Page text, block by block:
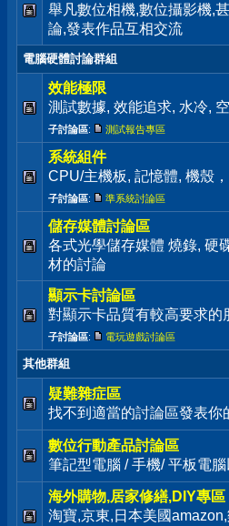
舉凡數位相機,數位攝影機,
論,發表作品互相交流
電腦硬體討論群組
效能極限
測試數據, 效能追求, 水冷,
子討論區: 測試報告專區
系統組件
CPU/主機板, 記憶體, 機殼
子討論區: 準系統討論區
儲存媒體討論區
各式光學儲存媒體 燒錄, 硬
材的討論
顯示卡討論區
對顯示卡品質有較高要求
子討論區: 電玩遊戲討論區
其他群組
疑難雜症區
找不到適當的討論區發表你
數位行動產品討論區
筆記型電腦 / 手機/ 平板電
海外購物,居家修繕,DIY專區
淘寶,京東,日本美國